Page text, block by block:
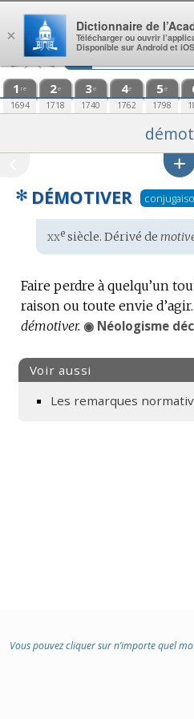
Aller au contenu
1 re
1694
2e
1718
3e
1740
4e
1762
5e
1798
✻ DÉMOTIVER
Étymologie
:
xxesiècle. Dérivé de
Faire perdre à quelqu’un
raison ou toute envie d’agir.
démotiver. ◉ Remarque
Néologisme
Voir aussi
Les remarques
Vous pouvez cliquer sur n’importe quel
×
Dictionnaire de
Télécharger ou ouvrir
Disponible sur Android et iOS